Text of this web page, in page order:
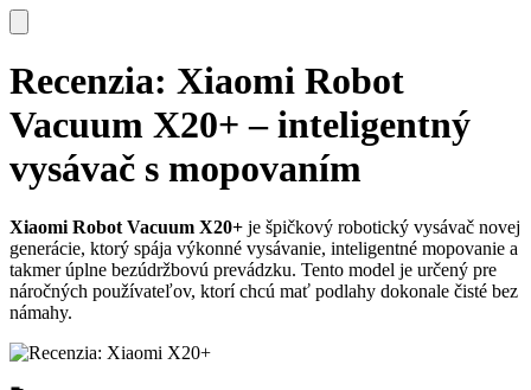
Recenzia: Xiaomi Robot
Vacuum X20+ – inteligentný
vysávač s mopovaním
Xiaomi Robot Vacuum X20+ je špičkový robotický vysávač novej
generácie, ktorý spája výkonné vysávanie, inteligentné mopovanie a
takmer úplne bezúdržbovú prevádzku. Tento model je určený pre
náročných používateľov, ktorí chcú mať podlahy dokonale čisté bez
námahy.